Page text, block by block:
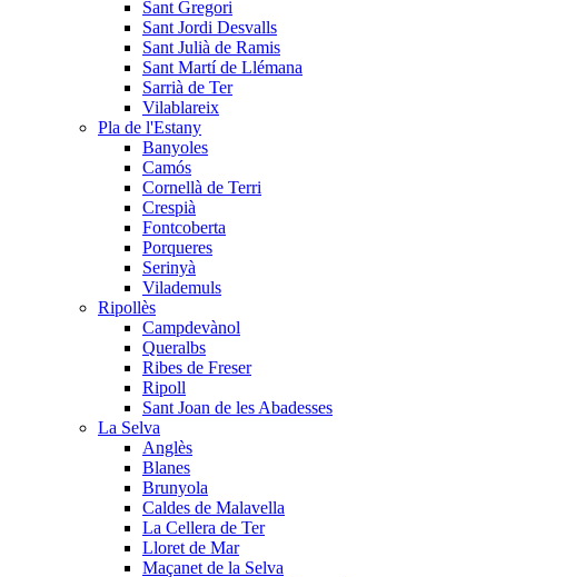
Sant Gregori
Sant Jordi Desvalls
Sant Julià de Ramis
Sant Martí de Llémana
Sarrià de Ter
Vilablareix
Pla de l'Estany
Banyoles
Camós
Cornellà de Terri
Crespià
Fontcoberta
Porqueres
Serinyà
Vilademuls
Ripollès
Campdevànol
Queralbs
Ribes de Freser
Ripoll
Sant Joan de les Abadesses
La Selva
Anglès
Blanes
Brunyola
Caldes de Malavella
La Cellera de Ter
Lloret de Mar
Maçanet de la Selva